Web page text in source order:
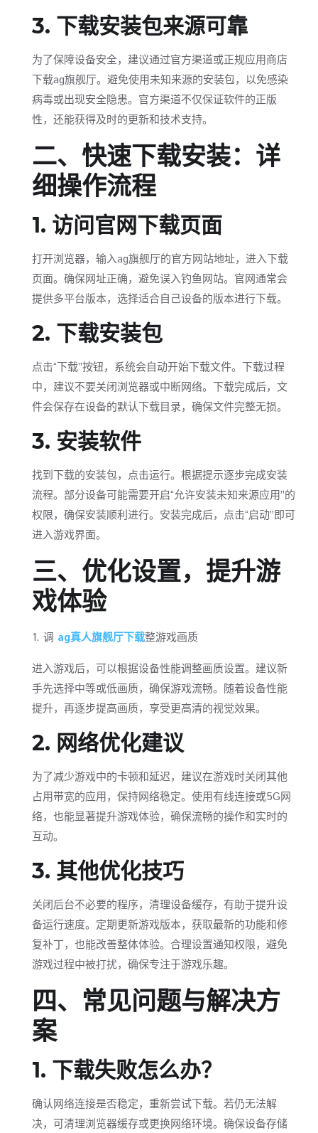
3. 下载安装包来源可靠
为了保障设备安全，建议通过官方渠道或正规应用商店
下载ag旗舰厅。避免使用未知来源的安装包，以免感染
病毒或出现安全隐患。官方渠道不仅保证软件的正版
性，还能获得及时的更新和技术支持。
二、快速下载安装：详
细操作流程
1. 访问官网下载页面
打开浏览器，输入ag旗舰厅的官方网站地址，进入下载
页面。确保网址正确，避免误入钓鱼网站。官网通常会
提供多平台版本，选择适合自己设备的版本进行下载。
2. 下载安装包
点击“下载”按钮，系统会自动开始下载文件。下载过程
中，建议不要关闭浏览器或中断网络。下载完成后，文
件会保存在设备的默认下载目录，确保文件完整无损。
3. 安装软件
找到下载的安装包，点击运行。根据提示逐步完成安装
流程。部分设备可能需要开启“允许安装未知来源应用”的
权限，确保安装顺利进行。安装完成后，点击“启动”即可
进入游戏界面。
三、优化设置，提升游
戏体验
1. 调 ag真人旗舰厅下载整游戏画质
进入游戏后，可以根据设备性能调整画质设置。建议新
手先选择中等或低画质，确保游戏流畅。随着设备性能
提升，再逐步提高画质，享受更高清的视觉效果。
2. 网络优化建议
为了减少游戏中的卡顿和延迟，建议在游戏时关闭其他
占用带宽的应用，保持网络稳定。使用有线连接或5G网
络，也能显著提升游戏体验，确保流畅的操作和实时的
互动。
3. 其他优化技巧
关闭后台不必要的程序，清理设备缓存，有助于提升设
备运行速度。定期更新游戏版本，获取最新的功能和修
复补丁，也能改善整体体验。合理设置通知权限，避免
游戏过程中被打扰，确保专注于游戏乐趣。
四、常见问题与解决方
案
1. 下载失败怎么办？
确认网络连接是否稳定，重新尝试下载。若仍无法解
决，可清理浏览器缓存或更换网络环境。确保设备存储